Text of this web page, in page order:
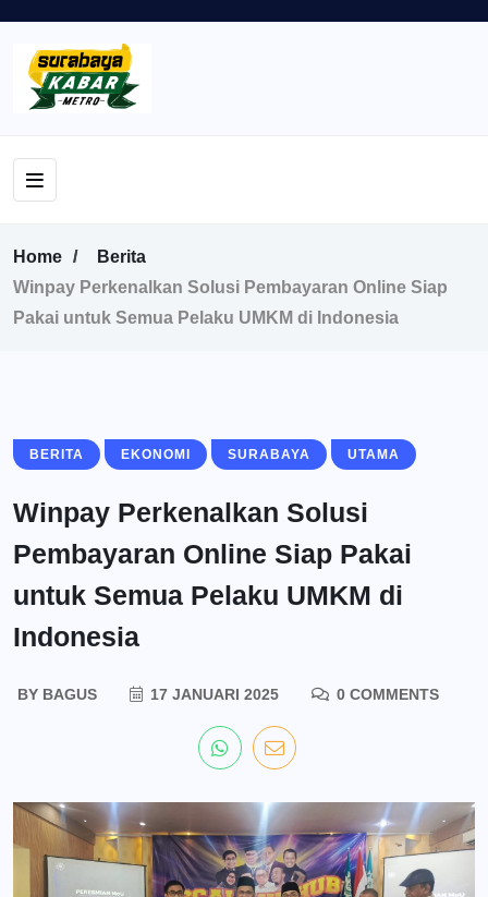
Home
Berita
Winpay Perkenalkan Solusi Pembayaran Online Siap
Pakai untuk Semua Pelaku UMKM di Indonesia
BERITA EKONOMI SURABAYA UTAMA
Winpay Perkenalkan Solusi
Pembayaran Online Siap Pakai
untuk Semua Pelaku UMKM di
Indonesia
BYBAGUS 17 JANUARI 2025 0 COMMENTS